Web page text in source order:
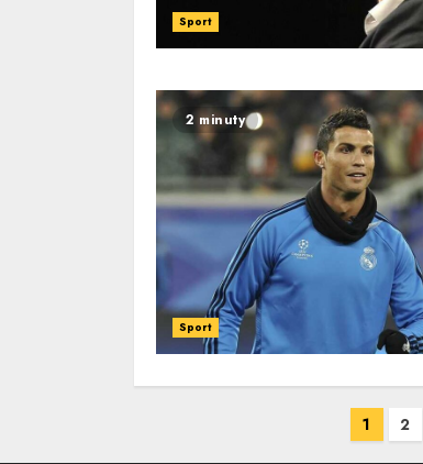
Sport
2 minuty
Sport
1 2